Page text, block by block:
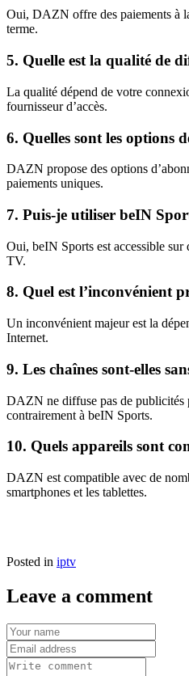
Oui, DAZN offre des paiements à
terme.
5. Quelle est la qualité de
La qualité dépend de votre
fournisseur d’accès.
6. Quelles sont les options
DAZN propose des options
paiements uniques.
7. Puis-je utiliser beIN
Oui, beIN Sports est accessible
TV.
8. Quel est l’inconvénient
Un inconvénient majeur est la
Internet.
9. Les chaînes sont-elles
DAZN ne diffuse pas de publicités
contrairement à beIN Sports.
10. Quels appareils sont
DAZN est compatible avec de
smartphones et les tablettes.
Posted in iptv
Leave a comment